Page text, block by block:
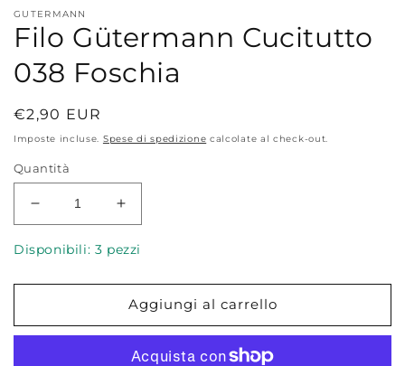
modale
GUTERMANN
Filo Gütermann Cucitutto
038 Foschia
Prezzo
di
€2,90 EUR
Imposte incluse. Spese di spedizione calcolate al check-out.
Quantità
Diminuisci
quantità
per
Gütermann
038
Aumenta
quantità
per
Gütermann
Cucitutto
038
Disponibili: 3 pezzi
Aggiungi al carrello